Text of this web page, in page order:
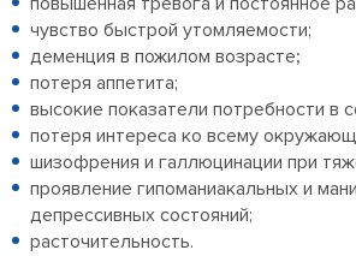
чувство быстрой утомляемости;
деменция в пожилом возрасте;
потеря аппетита;
высокие показатели потребности в
потеря интереса ко всему
шизофрения и галлюцинации при
проявление гипоманиакальных и
депрессивных состояний;
расточительность.